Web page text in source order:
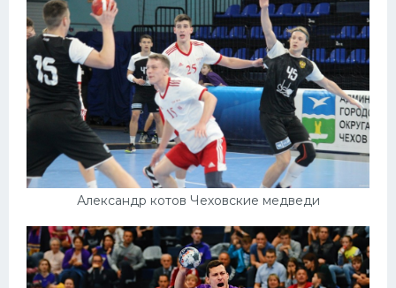
Александр котов Чеховские медведи